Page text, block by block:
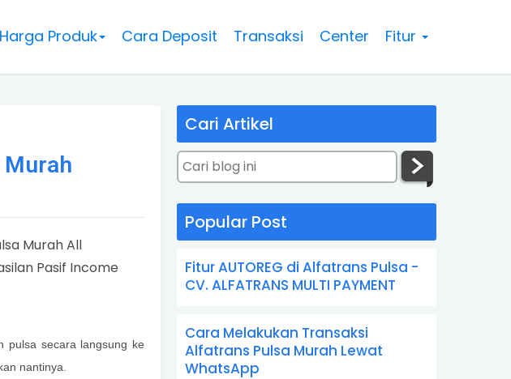
Harga Produk Cara Deposit Transaksi Center Fitur
Murah All
Pasif Income
pulsa secara langsung ke
nantinya.
Cari Artikel
Popular Post
Fitur AUTOREG di Alfatrans Pulsa -
CV. ALFATRANS MULTI PAYMENT
Cara Melakukan Transaksi
Alfatrans Pulsa Murah Lewat
WhatsApp